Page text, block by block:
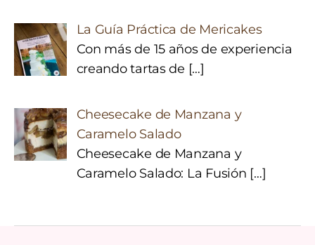
La Guía Práctica de Mericakes
Con más de 15 años de experiencia
creando tartas de […]
Cheesecake de Manzana y
Caramelo Salado
Cheesecake de Manzana y
Caramelo Salado: La Fusión […]